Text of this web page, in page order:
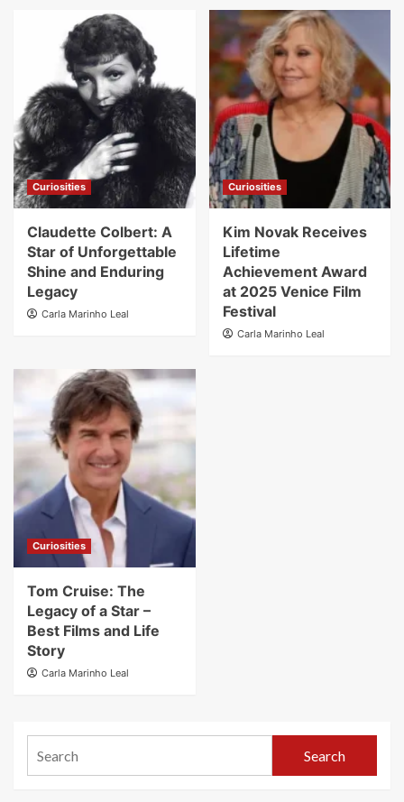
Curiosities
Claudette Colbert: A
Star of Unforgettable
Shine and Enduring
Legacy
Carla Marinho Leal
Curiosities
Kim Novak Receives
Lifetime
Achievement Award
at 2025 Venice Film
Festival
Carla Marinho Leal
Curiosities
Tom Cruise: The
Legacy of a Star –
Best Films and Life
Story
Carla Marinho Leal
Search